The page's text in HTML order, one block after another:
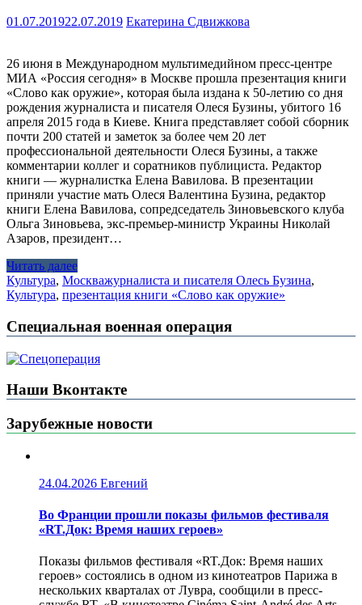
01.07.201922.07.2019 Екатерина Сдвижкова
26 июня в Международном мультимедийном пресс-центре
МИА «Россия сегодня» в Москве прошла презентация книги
«Слово как оружие», которая была издана к 50-летию со дня
рождения журналиста и писателя Олеся Бузины, убитого 16
апреля 2015 года в Киеве. Книга представляет собой сборник
почти 200 статей и заметок за более чем 20 лет
профессиональной деятельности Олеся Бузины, а также
комментарии коллег и соратников публициста. Редактор
книги — журналистка Елена Вавилова. В презентации
приняли участие мать Олеся Валентина Бузина, редактор
книги Елена Вавилова, сопредседатель Зиновьевского клуба
Ольга Зиновьева, экс-премьер-министр Украины Николай
Азаров, президент…
Читать далее
Культура, Москважурналиста и писателя Олесь Бузина,
Культура, презентация книги «Слово как оружие»
Специальная военная операция
Наши Вконтакте
Зарубежные новости
24.04.2026 Евгений
Во Франции прошли показы фильмов фестиваля
«RT.Док: Время наших героев»
Показы фильмов фестиваля «RT.Док: Время наших
героев» состоялись в одном из кинотеатров Парижа в
нескольких кварталах от Лувра, сообщили в пресс-